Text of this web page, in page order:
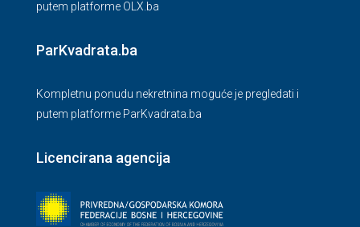
putem platforme OLX.ba
ParKvadrata.ba
Kompletnu ponudu nekretnina moguće je pregledati i
putem platforme ParKvadrata.ba
Licencirana agencija